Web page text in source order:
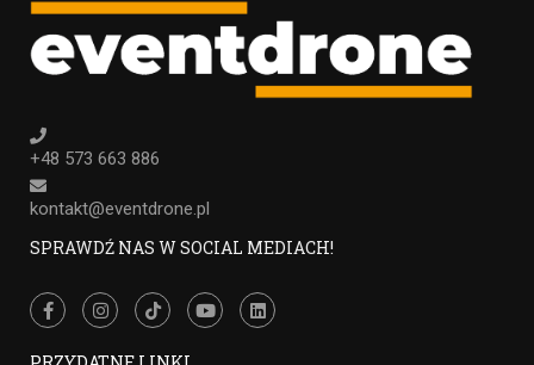
+48 573 663 886
kontakt@eventdrone.pl
SPRAWDŹ NAS W SOCIAL MEDIACH!